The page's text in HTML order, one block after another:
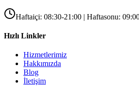
Haftaiçi: 08:30-21:00 | Haftasonu:
Hızlı Linkler
Hizmetlerimiz
Hakkımızda
Blog
İletişim